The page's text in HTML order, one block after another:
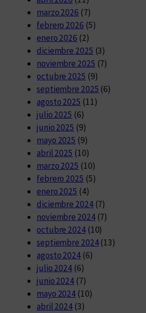
marzo 2026 (7)
febrero 2026 (5)
enero 2026 (2)
diciembre 2025 (3)
noviembre 2025 (7)
octubre 2025 (9)
septiembre 2025 (6)
agosto 2025 (11)
julio 2025 (6)
junio 2025 (9)
mayo 2025 (9)
abril 2025 (10)
marzo 2025 (10)
febrero 2025 (5)
enero 2025 (4)
diciembre 2024(7)
noviembre 2024(7)
octubre 2024(10)
septiembre 2024(13)
agosto 2024(6)
julio 2024 (6)
junio 2024 (7)
mayo 2024 (10)
abril 2024 (3)